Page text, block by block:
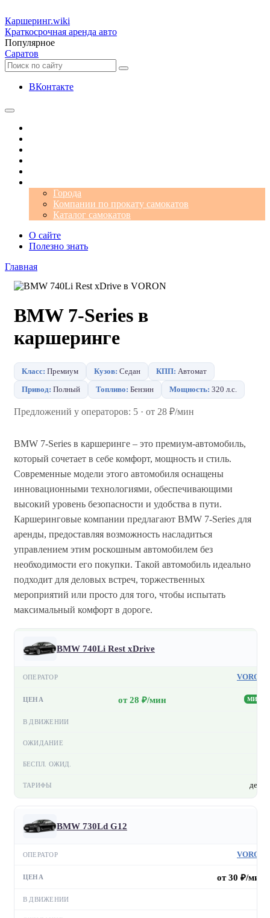
Каршеринг.wiki
Краткосрочная аренда авто
Популярное
Саратов
ВКонтакте
Города
Компании по прокату самокатов
Каталог самокатов
О сайте
Полезно знать
Главная
BMW 7-Series в
каршеринге
Класс: Премиум Кузов: Седан КПП: Автомат
Привод: Полный Топливо: Бензин Мощность: 320 л.с.
Предложений у операторов: 5 · от 28 ₽/мин
BMW 7-Series в каршеринге – это премиум-автомобиль,
который сочетает в себе комфорт, мощность и стиль.
Современные модели этого автомобиля оснащены
инновационными технологиями, обеспечивающими
высокий уровень безопасности и удобства в пути.
Каршеринговые компании предлагают BMW 7-Series для
аренды, предоставляя возможность насладиться
управлением этим роскошным автомобилем без
необходимости его покупки. Такой автомобиль идеально
подходит для деловых встреч, торжественных
мероприятий или просто для того, чтобы испытать
максимальный комфорт в дороге.
BMW 740Li Rest xDrive
VORON
от 28 ₽/мин МИН
день
BMW 730Ld G12
VORON
от 30 ₽/мин